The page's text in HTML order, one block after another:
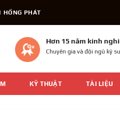
HỒNG PHÁT
Hơn 15 năm kinh
Chuyên gia và đội ngũ kỹ
KỸ THUẬT TÀI LIỆU